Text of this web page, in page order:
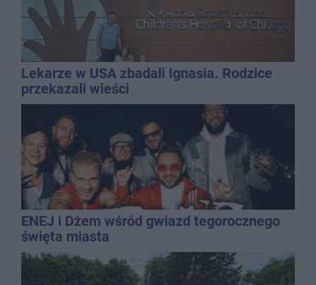
Lekarze w USA zbadali Ignasia. Rodzice
przekazali wieści
ENEJ i Dżem wśród gwiazd tegorocznego
święta miasta